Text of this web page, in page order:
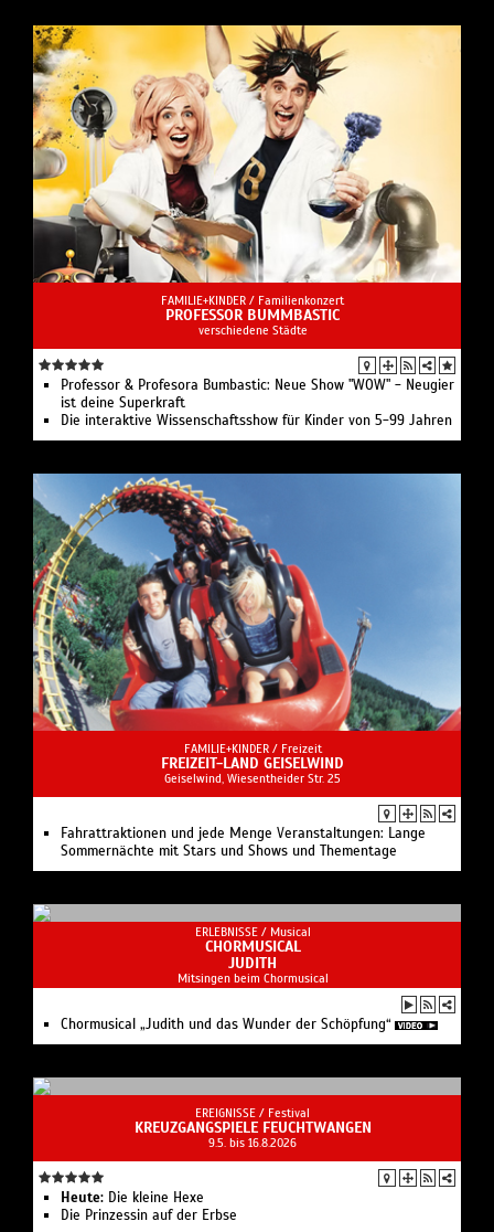
FAMILIE+KINDER / Familienkonzert
PROFESSOR BUMMBASTIC
verschiedene Städte
Professor & Profesora Bumbastic: Neue Show "WOW" - Neugier
ist deine Superkraft
Die interaktive Wissenschaftsshow für Kinder von 5-99 Jahren
FAMILIE+KINDER / Freizeit
FREIZEIT-LAND GEISELWIND
Geiselwind, Wiesentheider Str. 25
Fahrattraktionen und jede Menge Veranstaltungen: Lange
Sommernächte mit Stars und Shows und Thementage
ERLEBNISSE / Musical
CHORMUSICAL
JUDITH
Mitsingen beim Chormusical
Chormusical „Judith und das Wunder der Schöpfung“
EREIGNISSE / Festival
KREUZGANGSPIELE FEUCHTWANGEN
9.5. bis 16.8.2026
Heute: Die kleine Hexe
Die Prinzessin auf der Erbse